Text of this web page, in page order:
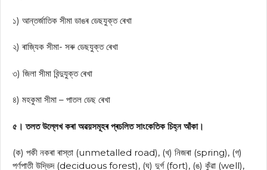
১) আন্তর্জাতিক সীমা ডাঙৰ ডেছযুক্ত ৰেখা
২) ৰাজ্যিক সীমা- সৰু ডেছযুক্ত ৰেখা
৩) জিলা সীমা বিন্দুযুক্ত ৰেখা
৪) মহকুমা সীমা – পাতল ডেছ ৰেখা
৫। তলত উল্লেখ কৰা অৱয়সমূহৰ প্ৰচলিত সাংকেতিক চিহ্ন আঁকা।
(ক) পকী নকৰা ৰাস্তা (unmetalled road), (খ) নিজৰা (spring), (গ)
পর্ণপাতী উদ্ভিদ (deciduous forest), (ঘ) দুর্গ (fort), (ঙ) কুঁৱা (well),